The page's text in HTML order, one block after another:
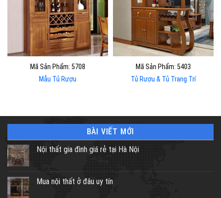
Mã Sản Phẩm: 5708
Mẫu Tủ Rượu
Mã Sản Phẩm: 5403
Tủ Rượu & Tủ Trang Trí
BÀI VIẾT MỚI
Nội thất gia đình giá rẻ tại Hà Nội
Mua nội thất ở đâu uy tín